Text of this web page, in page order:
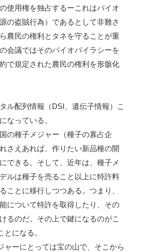
使用権を独占するーこれはバイオ
の盗賊行為）であるとして非難さ
農民の権利とタネを守ることが重
会議ではそのバイオパイラシーを
で規定された農民の権利を形骸化
ル配列情報（DSI、遺伝子情報）こ
なっている。
の種子メジャー（種子の寡占企
さえあれば、作りたい新品種の開
できる。そして、近年は、種子メ
ルは種子を売ること以上に特許料
ことに移行しつつある。つまり、
について特許を取得したり、その
るのだ。その上で鍵になるのがこ
になる。
ーにとっては宝の山で、そこから